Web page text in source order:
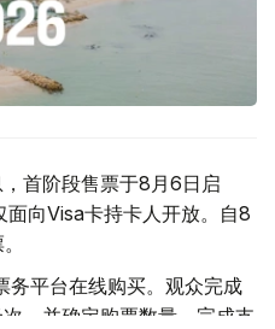
首阶段售票于8月6日启
向Visa卡持卡人开放。自8
务平台在线购买。观众完成
，并确定购票数量、完成支